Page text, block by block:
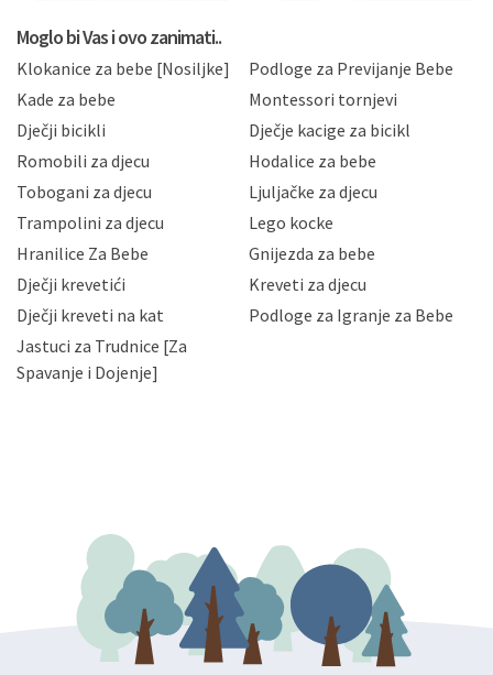
privatnosti i kolačića koju možete pročitati ovdje i
Hrvatske, a uvijek uz primjenu odgovarajućih tehničkih i
sigurnosnih mjera zaštite osobnih podataka od
neovlaštenog pristupa, zlouporabe, otkrivanja,
gubitka ili uništenja. Mae.hr štiti privatnost svojih
korisnika i posjetitelja web stranica, čuva povjerljivost
Vaših osobnih podataka te omogućava pristup i
priopćavanje osobnih podataka samo onim svojim
zaposlenicima kojima su isti potrebni radi provedbe
slučajevima koji su dozvoljeni zakonima. Napominjemo
da možete u svako doba, u potpunosti ili djelomice,
zatražiti prestanak aktivnosti obrade Vaših osobnih
podataka. Opoziv privole možete podnijeti poštom na
gore navedenu adresu ili e-mailom na adresu:
Moglo bi Vas i ovo zanimati..
Klokanice za bebe [Nosiljke]
Podloge za Previjanje Bebe
Kade za bebe
Montessori tornjevi
Dječji bicikli
Dječje kacige za bicikl
Romobili za djecu
Hodalice za bebe
Tobogani za djecu
Ljuljačke za djecu
Trampolini za djecu
Lego kocke
Hranilice Za Bebe
Gnijezda za bebe
Dječji krevetići
Kreveti za djecu
Dječji kreveti na kat
Podloge za Igranje za Bebe
Jastuci za Trudnice [Za
Spavanje i Dojenje]